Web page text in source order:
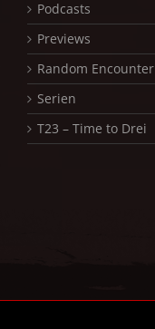
Podcasts
Previews
Random Encounter
Serien
T23 – Time to Drei